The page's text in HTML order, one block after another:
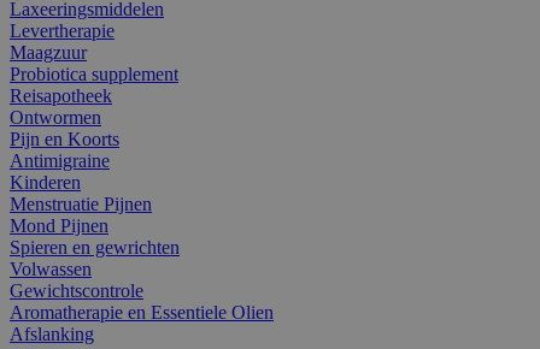
Laxeeringsmiddelen
Levertherapie
Maagzuur
Probiotica supplement
Reisapotheek
Ontwormen
Pijn en Koorts
Antimigraine
Kinderen
Menstruatie Pijnen
Mond Pijnen
Spieren en gewrichten
Volwassen
Gewichtscontrole
Aromatherapie en Essentiele Olien
Afslanking